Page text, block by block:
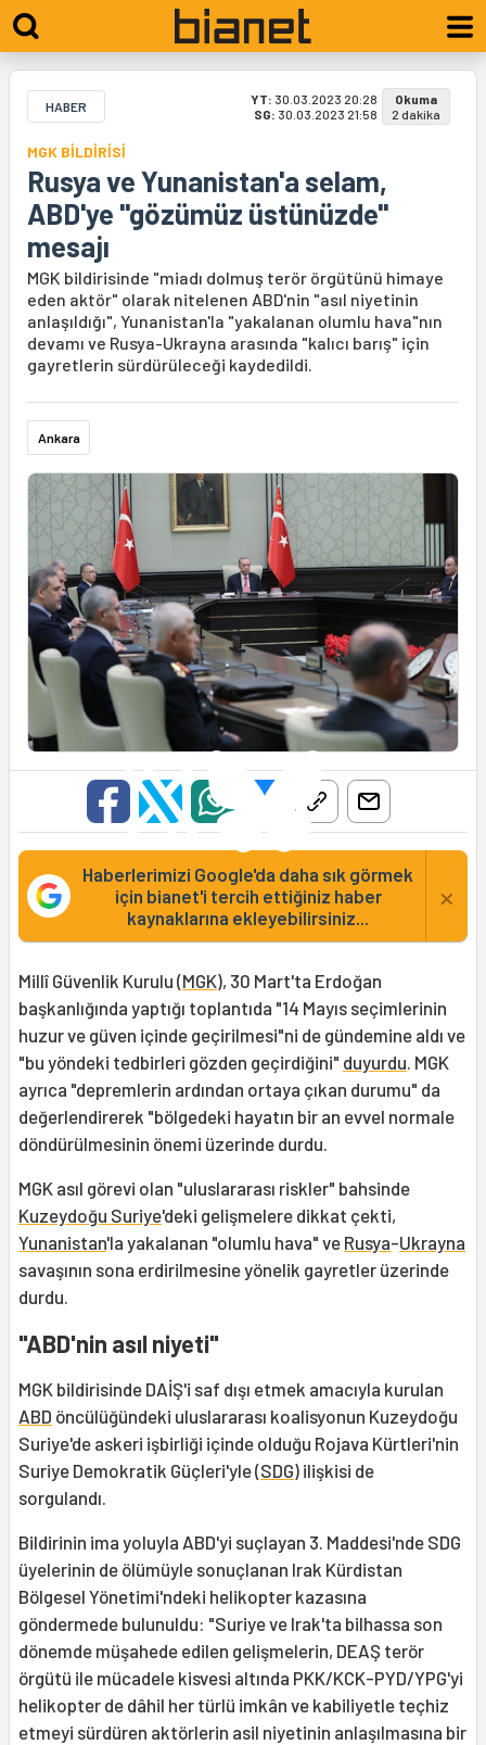
HABER YT: 30.03.2023 20:28
SG: 30.03.2023 21:58
Okuma
2 dakika
MGK BİLDİRİSİ
Rusya ve Yunanistan'a selam,
ABD'ye "gözümüz üstünüzde"
mesajı
MGK bildirisinde "miadı dolmuş terör örgütünü himaye
eden aktör" olarak nitelenen ABD'nin "asıl niyetinin
anlaşıldığı", Yunanistan'la "yakalanan olumlu hava"nın
devamı ve Rusya-Ukrayna arasında "kalıcı barış" için
gayretlerin sürdürüleceği kaydedildi.
Ankara
Haberlerimizi Google'da daha sık görmek
için bianet'i tercih ettiğiniz haber
kaynaklarına ekleyebilirsiniz...
×
Millî Güvenlik Kurulu (MGK), 30 Mart'ta Erdoğan
başkanlığında yaptığı toplantıda "14 Mayıs seçimlerinin
huzur ve güven içinde geçirilmesi"ni de gündemine aldı ve
"bu yöndeki tedbirleri gözden geçirdiğini" duyurdu. MGK
ayrıca "depremlerin ardından ortaya çıkan durumu" da
değerlendirerek "bölgedeki hayatın bir an evvel normale
döndürülmesinin önemi üzerinde durdu.
MGK asıl görevi olan "uluslararası riskler" bahsinde
Kuzeydoğu Suriye'deki gelişmelere dikkat çekti,
Yunanistan'la yakalanan "olumlu hava" ve Rusya-Ukrayna
savaşının sona erdirilmesine yönelik gayretler üzerinde
durdu.
"ABD'nin asıl niyeti"
MGK bildirisinde DAİŞ'i saf dışı etmek amacıyla kurulan
ABD öncülüğündeki uluslararası koalisyonun Kuzeydoğu
Suriye'de askeri işbirliği içinde olduğu Rojava Kürtleri'nin
Suriye Demokratik Güçleri'yle (SDG) ilişkisi de
sorgulandı.
Bildirinin ima yoluyla ABD'yi suçlayan 3. Maddesi'nde SDG
üyelerinin de ölümüyle sonuçlanan Irak Kürdistan
Bölgesel Yönetimi'ndeki helikopter kazasına
göndermede bulunuldu: "Suriye ve Irak'ta bilhassa son
dönemde müşahede edilen gelişmelerin, DEAŞ terör
örgütü ile mücadele kisvesi altında PKK/KCK-PYD/YPG'yi
helikopter de dâhil her türlü imkân ve kabiliyetle teçhiz
etmeyi sürdüren aktörlerin asil niyetinin anlaşılmasına bir